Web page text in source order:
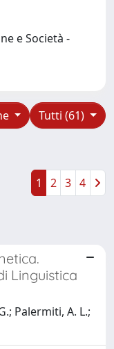
e Società -
Tutti (61)
1 2 3 4
Linguistica
Palermiti, A. L.;